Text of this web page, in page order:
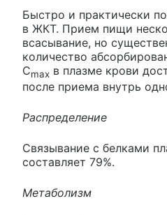
Быстро и практически
в ЖКТ. Прием пищи
всасывание, но
количество
Cmax в плазме крови
после приема внутрь
Распределение
Связывание с белками
составляет 79%.
Метаболизм